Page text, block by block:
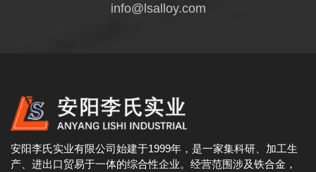
info@lsalloy.com
安阳李氏实业有限公司始建于1999年，是一家集科研、加工生
产、进出口贸易于一体的综合性企业。经营范围涉及铁合金，